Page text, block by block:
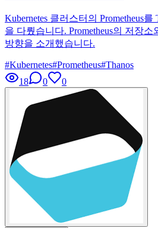
Kubernetes 클러스터의 Prometheus
을 다뤘습니다. Prometheus의 저장
방향을 소개했습니다.
#Kubernetes#Prometheus#Thanos
18
0 0